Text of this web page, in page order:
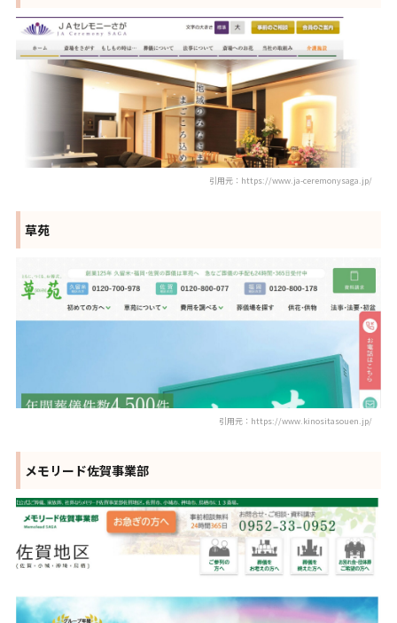
引用元：https://www.ja-ceremonysaga.jp/
草苑
引用元：https://www.kinositasouen.jp/
メモリード佐賀事業部